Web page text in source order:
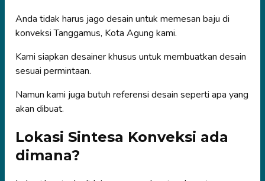
Anda tidak harus jago desain untuk memesan baju di
konveksi Tanggamus, Kota Agung kami.
Kami siapkan desainer khusus untuk membuatkan desain
sesuai permintaan.
Namun kami juga butuh referensi desain seperti apa yang
akan dibuat.
Lokasi Sintesa Konveksi ada
dimana?